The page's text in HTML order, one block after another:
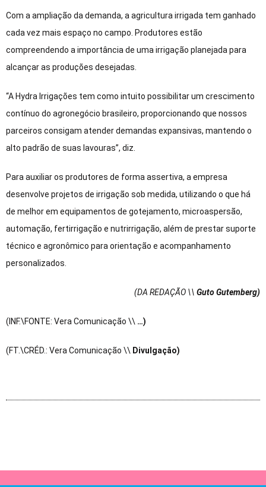
Com a ampliação da demanda, a agricultura irrigada tem ganhado
cada vez mais espaço no campo. Produtores estão
compreendendo a importância de uma irrigação planejada para
alcançar as produções desejadas.
“A Hydra Irrigações tem como intuito possibilitar um crescimento
contínuo do agronegócio brasileiro, proporcionando que nossos
parceiros consigam atender demandas expansivas, mantendo o
alto padrão de suas lavouras”, diz.
Para auxiliar os produtores de forma assertiva, a empresa
desenvolve projetos de irrigação sob medida, utilizando o que há
de melhor em equipamentos de gotejamento, microaspersão,
automação, fertirrigação e nutrirrigação, além de prestar suporte
técnico e agronômico para orientação e acompanhamento
personalizados.
(DA REDAÇÃO \\ Guto Gutemberg)
(INF.\FONTE: Vera Comunicação \\ …)
(FT.\CRÉD.: Vera Comunicação \\ Divulgação)